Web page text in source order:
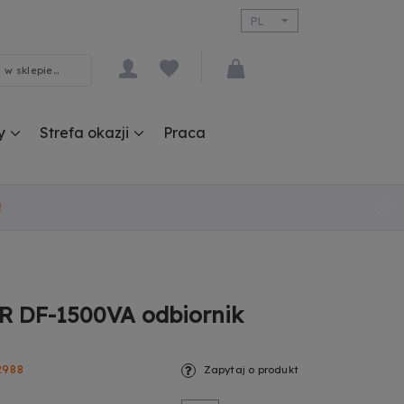
PL
Strefa okazji Praca
DF-1500VA odbiornik
Zapytaj o produkt